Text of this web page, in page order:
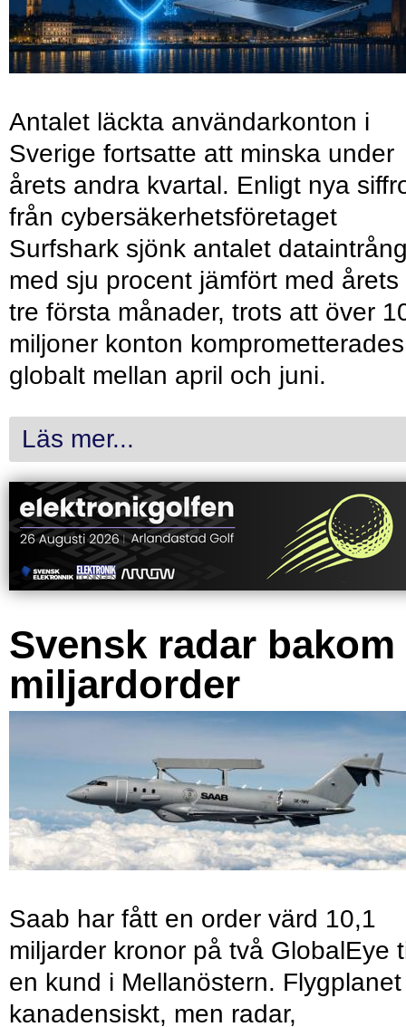
Antalet läckta användarkonton i
Sverige fortsatte att minska under
årets andra kvartal. Enligt nya
från cybersäkerhetsföretaget
Surfshark sjönk antalet
med sju procent jämfört med årets
tre första månader, trots att över
miljoner konton komprometterades
globalt mellan april och juni.
Läs mer...
Svensk radar bakom
miljardorder
Saab har fått en order värd 10,1
miljarder kronor på två GlobalEye
en kund i Mellanöstern.
kanadensiskt, men radar,